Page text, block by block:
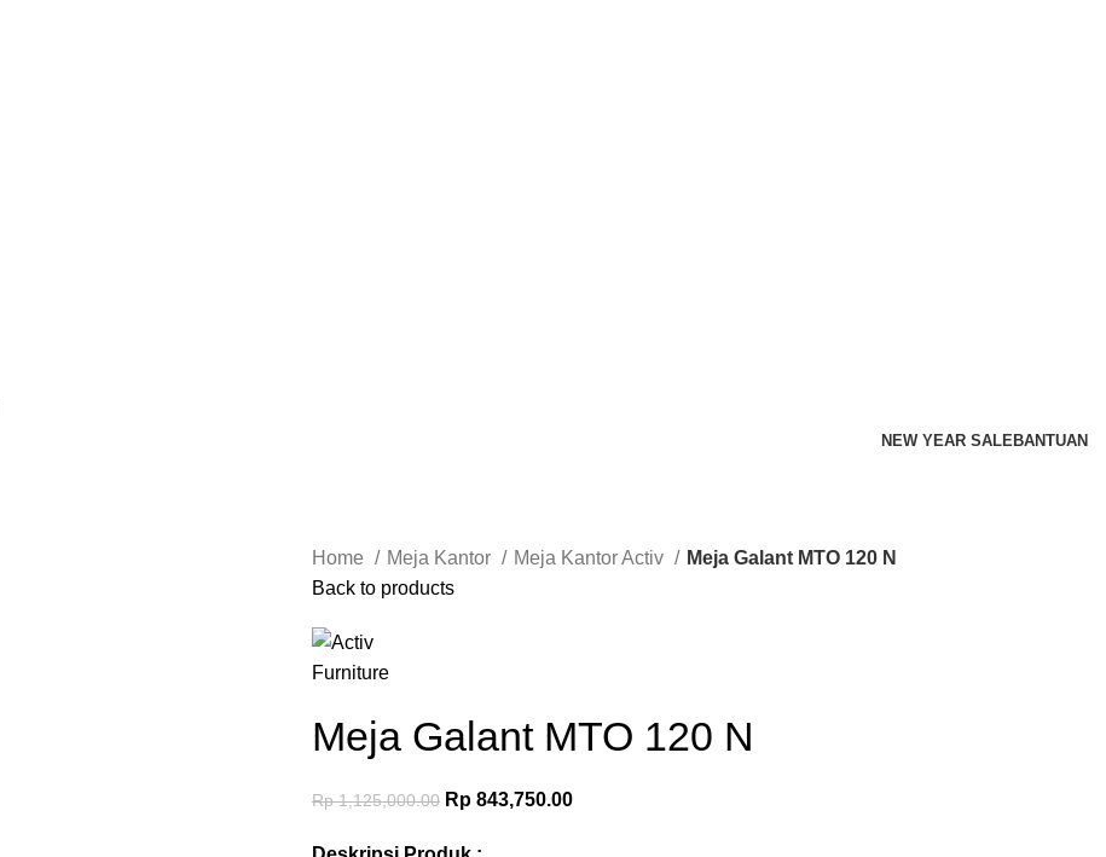
NEW YEAR SALEBANTUAN
Home Meja Kantor Meja Kantor Activ
Meja Galant MTO 120 N
Back to products
Meja Galant MTO 120 N
Rp1,125,000.00 Rp 843,750.00